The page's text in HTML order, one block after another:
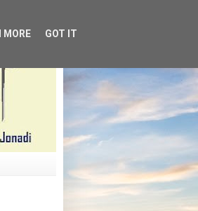
MORE GOT IT